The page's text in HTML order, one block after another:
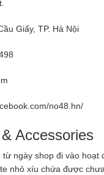
Giấy, TP. Hà Nội
no48.hn/
Accessories
ngày shop đi vào
nhỏ xíu chứa được